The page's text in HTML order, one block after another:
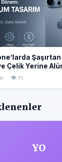
Çelik Yerine
· 👁 11
YO